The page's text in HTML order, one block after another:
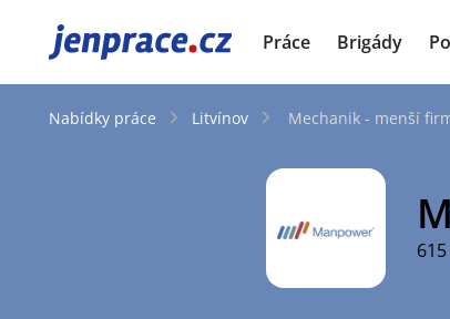
JenPráce.cz Práce Brigády
Nabídky práce Litvínov Mechanik - menší